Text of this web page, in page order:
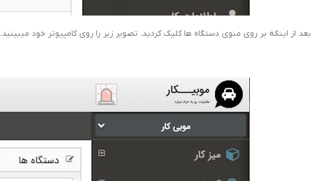
بعد از اینکه بر روی منوی دستگاه ها کلیک کردید. تصویر زیر را روی کامپیوتر خود میبینید.